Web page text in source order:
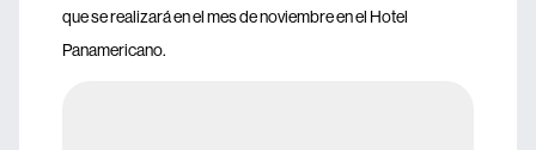
que se realizará en el mes de noviembre en el Hotel
Panamericano.